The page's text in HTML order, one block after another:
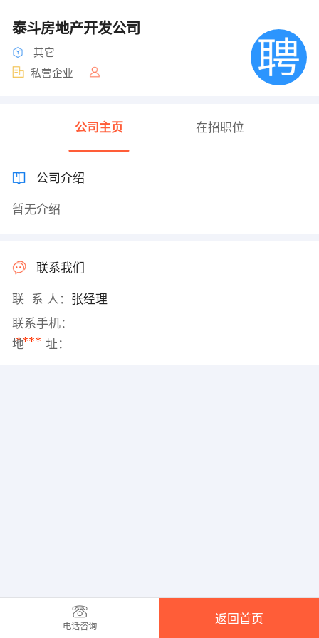
泰斗房地产开发公司
其它
私营企业
公司主页 在招职位
公司介绍
暂无介绍
联系我们
联 系 人： 张经理
联系手机：
****
地 址：
电话咨询
返回首页